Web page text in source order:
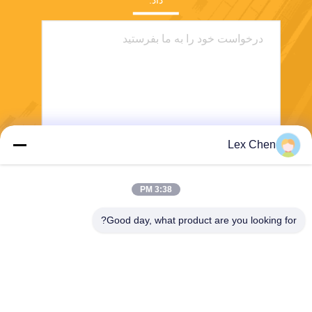
بفرست
Lex Chen
3:38 PM
Good day, what product are you looking for?